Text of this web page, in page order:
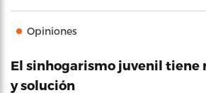
Opiniones
El sinhogarismo juvenil tiene
y solución